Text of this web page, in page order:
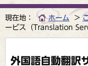
現在地： ホーム
ービス（Translation
外国語自動翻訳